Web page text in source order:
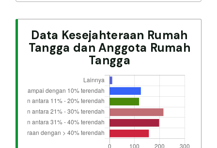
Data Kesejahteraan Rumah
Tangga dan Anggota Rumah
Tangga